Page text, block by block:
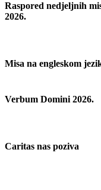
Raspored nedjeljnih
2026.
Misa na engleskom
Verbum Domini 2026.
Caritas nas poziva